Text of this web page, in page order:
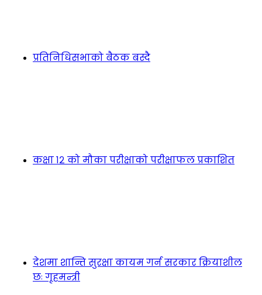
प्रतिनिधिसभाको बैठक बस्दै
कक्षा १२ को मौका परीक्षाको परीक्षाफल प्रकाशित
देशमा शान्ति सुरक्षा कायम गर्न सरकार क्रियाशील
छः गृहमन्त्री